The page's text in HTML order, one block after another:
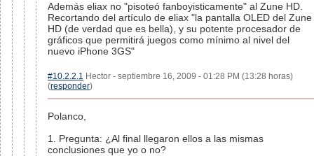
Además eliax no "pisoteó fanboyisticamente" al Zune HD.
Recortando del artículo de eliax "la pantalla OLED del Zune
HD (de verdad que es bella), y su potente procesador de
gráficos que permitirá juegos como mínimo al nivel del
nuevo iPhone 3GS"
#10.2.2.1 Hector - septiembre 16, 2009 - 01:28 PM (13:28 horas)
(responder)
Polanco,
1. Pregunta: ¿Al final llegaron ellos a las mismas
conclusiones que yo o no?